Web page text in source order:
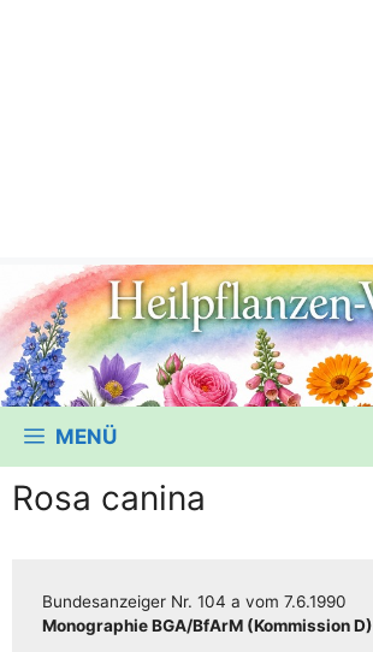
MENÜ
Rosa canina
Bun­des­an­zei­ger Nr. 104 a vom 7.6.1990
Mono­gra­phie BGA/​​BfArM (Kom­mis­si­on D)